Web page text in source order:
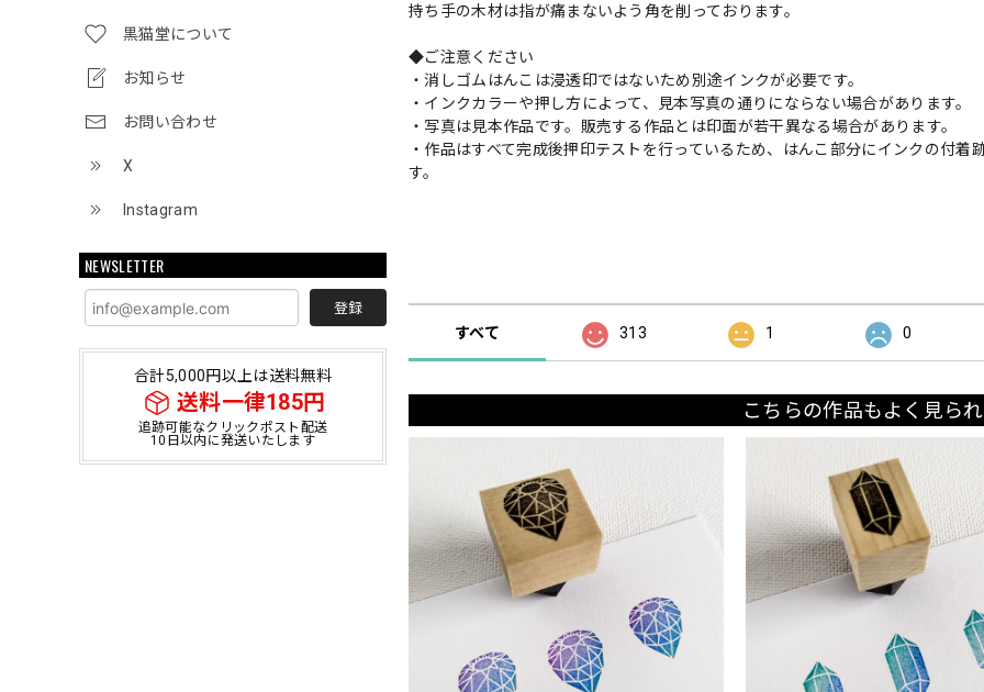
黒猫堂について
お知らせ
お問い合わせ
X
Instagram
NEWSLETTER
登録
合計5,000円以上は送料無料
送料一律185円
追跡可能なクリックポスト配送
10日以内に発送いたします
持ち手の木材は指が痛まないよう角を削っております。
◆ご注意ください
・消しゴムはんこは浸透印ではないため別途インクが必要です。
・インクカラーや押し方によって、見本写真の通りにならない場合があります。
・写真は見本作品です。販売する作品とは印面が若干異なる場合があります。
・作品はすべて完成後押印テストを行っているため、はんこ部分にインクの付
す。
すべて 313 1 0
こちらの作品もよく見ら